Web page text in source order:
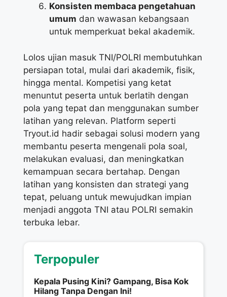
Konsisten membaca pengetahuan
umum dan wawasan kebangsaan
untuk memperkuat bekal akademik.
Lolos ujian masuk TNI/POLRI membutuhkan
persiapan total, mulai dari akademik, fisik,
hingga mental. Kompetisi yang ketat
menuntut peserta untuk berlatih dengan
pola yang tepat dan menggunakan sumber
latihan yang relevan. Platform seperti
Tryout.id hadir sebagai solusi modern yang
membantu peserta mengenali pola soal,
melakukan evaluasi, dan meningkatkan
kemampuan secara bertahap. Dengan
latihan yang konsisten dan strategi yang
tepat, peluang untuk mewujudkan impian
menjadi anggota TNI atau POLRI semakin
terbuka lebar.
Terpopuler
Kepala Pusing Kini? Gampang, Bisa Kok
Hilang Tanpa Dengan Ini!